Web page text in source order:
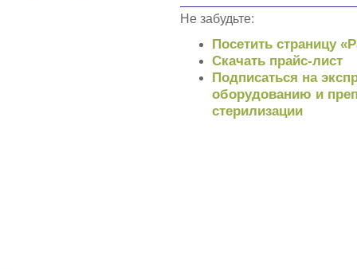
Не забудьте:
Посетить страницу
Скачать прайс-лист
Подписаться на
оборудованию и
стерилизации